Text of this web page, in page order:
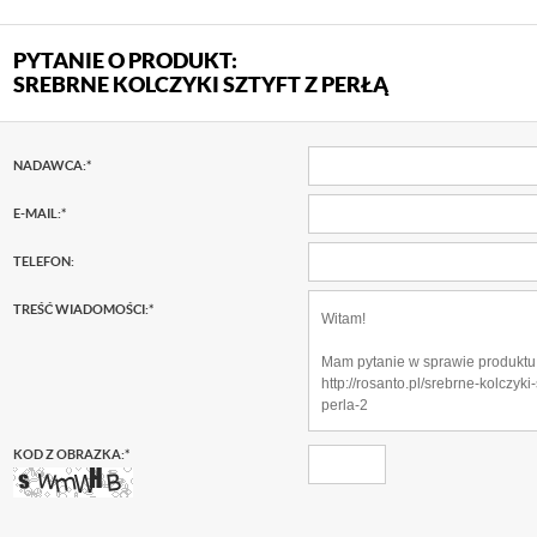
PYTANIE O PRODUKT:
SREBRNE KOLCZYKI SZTYFT Z PERŁĄ
NADAWCA:*
E-MAIL:*
TELEFON:
TREŚĆ WIADOMOŚCI:*
KOD Z OBRAZKA:*